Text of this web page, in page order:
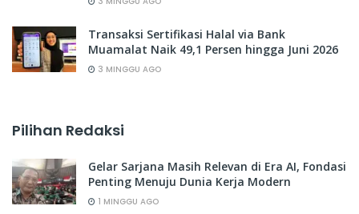
Transaksi Sertifikasi Halal via Bank
Muamalat Naik 49,1 Persen hingga Juni 2026
3 MINGGU AGO
Pilihan Redaksi
Gelar Sarjana Masih Relevan di Era AI, Fondasi
Penting Menuju Dunia Kerja Modern
1 MINGGU AGO